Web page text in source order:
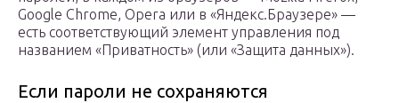
Google Chrome, Opera или в «Яндекс.Браузере» —
есть соответствующий элемент управления под
названием «Приватность» (или «Защита данных»).
Если пароли не сохраняются